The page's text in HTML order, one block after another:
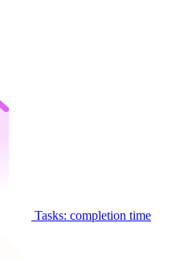
Tasks: completion time